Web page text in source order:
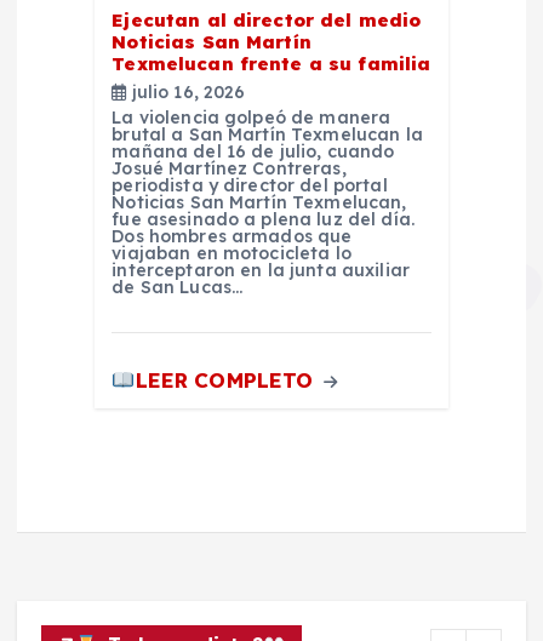
Ejecutan al director del medio
Noticias San Martín
Texmelucan frente a su familia
julio 16, 2026
La violencia golpeó de manera
brutal a San Martín Texmelucan la
mañana del 16 de julio, cuando
Josué Martínez Contreras,
periodista y director del portal
Noticias San Martín Texmelucan,
fue asesinado a plena luz del día.
Dos hombres armados que
viajaban en motocicleta lo
interceptaron en la junta auxiliar
de San Lucas…
LEER COMPLETO